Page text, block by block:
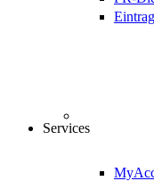
Services